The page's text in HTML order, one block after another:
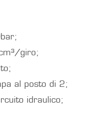
giro;
al posto di 2;
idraulico;